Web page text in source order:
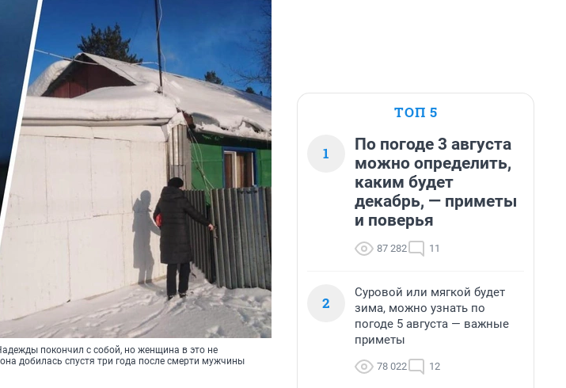
покончил с собой, но женщина в это не
добилась спустя три года после смерти мужчины
ТОП 5
1
По погоде 3 августа
можно определить,
каким будет
декабрь, — приметы
и поверья
87 282 11
2
Суровой или мягкой будет
зима, можно узнать по
погоде 5 августа — важные
приметы
78 022 12